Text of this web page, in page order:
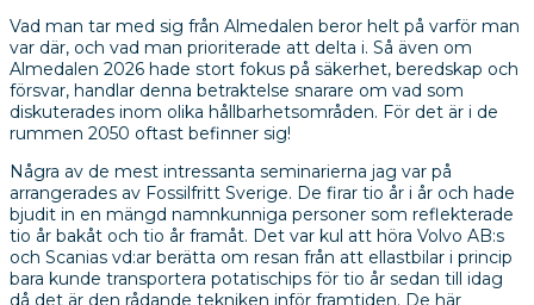
Vad man tar med sig från Almedalen beror helt på varför man
var där, och vad man prioriterade att delta i. Så även om
Almedalen 2026 hade stort fokus på säkerhet, beredskap och
försvar, handlar denna betraktelse snarare om vad som
diskuterades inom olika hållbarhetsområden. För det är i de
rummen 2050 oftast befinner sig!
Några av de mest intressanta seminarierna jag var på
arrangerades av Fossilfritt Sverige. De firar tio år i år och hade
bjudit in en mängd namnkunniga personer som reflekterade
tio år bakåt och tio år framåt. Det var kul att höra Volvo AB:s
och Scanias vd:ar berätta om resan från att ellastbilar i princip
bara kunde transportera potatischips för tio år sedan till idag
då det är den rådande tekniken inför framtiden. De här